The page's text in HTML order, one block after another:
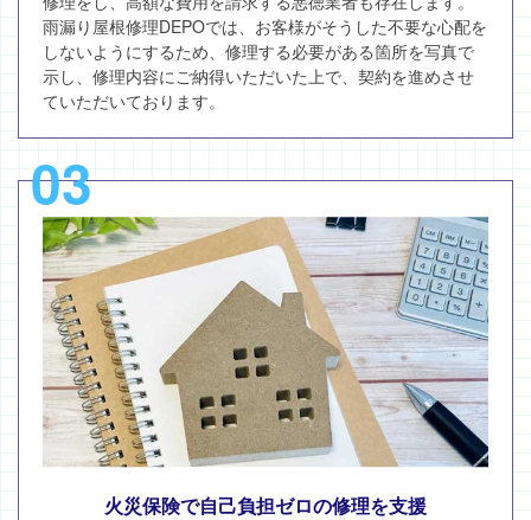
雨漏り屋根修理DEPOでは、お客様がそうした不要な心配を
しないようにするため、修理する必要がある箇所を写真で
示し、修理内容にご納得いただいた上で、契約を進めさせ
ていただいております。
03
火災保険で自己負担ゼロの修理を支援